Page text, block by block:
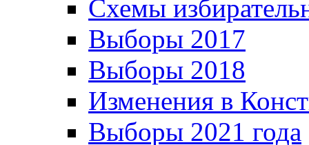
Схемы
Выборы 2017
Выборы 2018
Изменения в
Выборы 2021 года